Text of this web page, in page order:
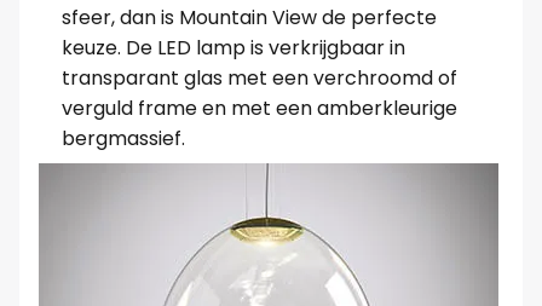
sfeer, dan is Mountain View de perfecte
keuze. De LED lamp is verkrijgbaar in
transparant glas met een verchroomd of
verguld frame en met een amberkleurige
bergmassief.